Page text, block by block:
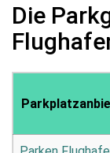
Die